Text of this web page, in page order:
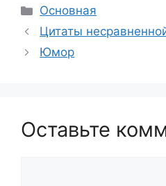
Рубрики
Основная
Цитаты
Юмор
Оставьте